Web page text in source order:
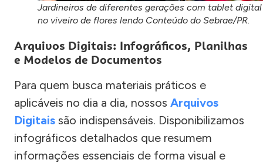
Jardineiros de diferentes gerações com tablet digital
no viveiro de flores lendo Conteúdo do Sebrae/PR.
Arquivos Digitais: Infográficos, Planilhas
e Modelos de Documentos
Para quem busca materiais práticos e
aplicáveis no dia a dia, nossos Arquivos
Digitais são indispensáveis. Disponibilizamos
infográficos detalhados que resumem
informações essenciais de forma visual e